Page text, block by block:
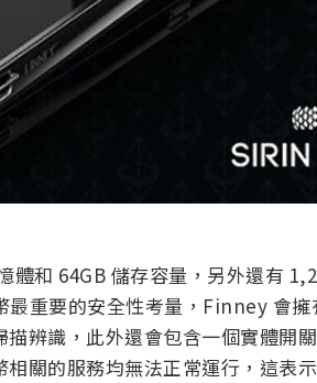
和 64GB 儲存容量，另外還有
重要的安全性考量，Finney 會擁
辨識，此外還會包含一個實體開
關的服務均無法正常運行，這表